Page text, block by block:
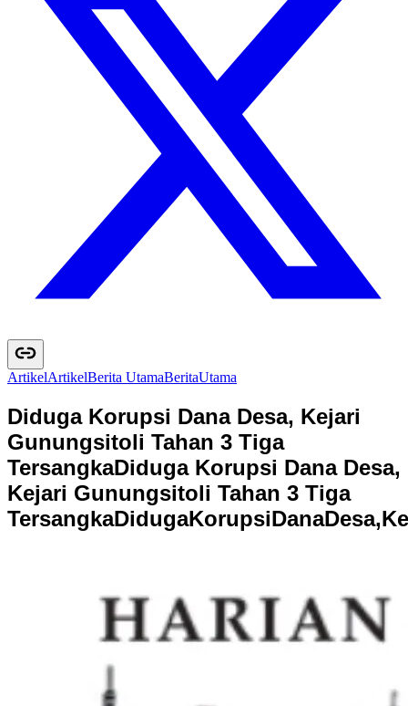
ArtikelArtikelBerita UtamaBeritaUtama
Diduga Korupsi Dana Desa, Kejari
Gunungsitoli Tahan 3 Tiga
TersangkaDiduga Korupsi Dana Desa,
Kejari Gunungsitoli Tahan 3 Tiga
TersangkaDidugaKorupsiDanaDesa,Ke